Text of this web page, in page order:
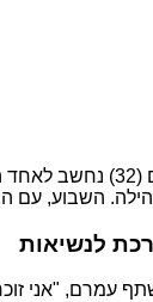
בנוף היזמות
השבוע, עם
לנשיאות